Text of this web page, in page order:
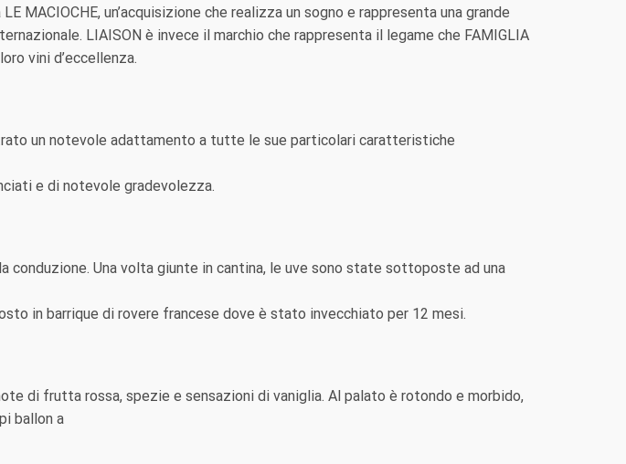
MACIOCHE, un’acquisizione che realizza un sogno e rappresenta una grande
LIAISON è invece il marchio che rappresenta il legame che FAMIGLIA
vini d’eccellenza.
un notevole adattamento a tutte le sue particolari caratteristiche
e di notevole gradevolezza.
Una volta giunte in cantina, le uve sono state sottoposte ad una
in barrique di rovere francese dove è stato invecchiato per 12 mesi.
di frutta rossa, spezie e sensazioni di vaniglia. Al palato è rotondo e morbido,
ballon a